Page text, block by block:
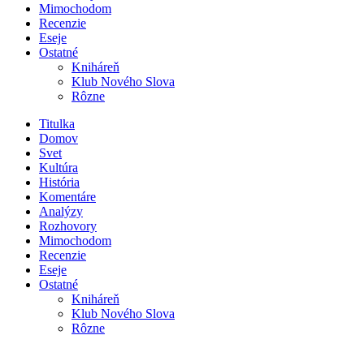
Mimochodom
Recenzie
Eseje
Ostatné
Kniháreň
Klub Nového Slova
Rôzne
Titulka
Domov
Svet
Kultúra
História
Komentáre
Analýzy
Rozhovory
Mimochodom
Recenzie
Eseje
Ostatné
Kniháreň
Klub Nového Slova
Rôzne